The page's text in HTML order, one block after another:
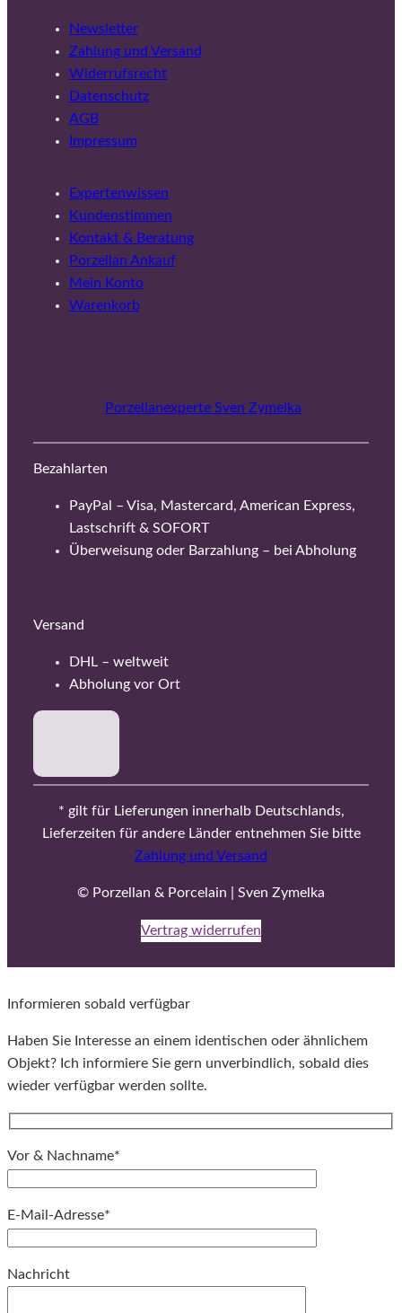
Newsletter
Zahlung und Versand
Widerrufsrecht
Datenschutz
AGB
Impressum
Expertenwissen
Kundenstimmen
Kontakt & Beratung
Porzellan Ankauf
Mein Konto
Warenkorb
Porzellanexperte Sven Zymelka
Bezahlarten
PayPal – Visa, Mastercard, American Express,
Lastschrift & SOFORT
Überweisung oder Barzahlung – bei Abholung
Versand
DHL – weltweit
Abholung vor Ort
* gilt für Lieferungen innerhalb Deutschlands,
Lieferzeiten für andere Länder entnehmen Sie bitte
Zahlung und Versand
© Porzellan & Porcelain | Sven Zymelka
Vertrag widerrufen
Informieren sobald verfügbar
Haben Sie Interesse an einem identischen oder ähnlichem
Objekt? Ich informiere Sie gern unverbindlich, sobald dies
wieder verfügbar werden sollte.
Vor & Nachname*
E-Mail-Adresse*
Nachricht